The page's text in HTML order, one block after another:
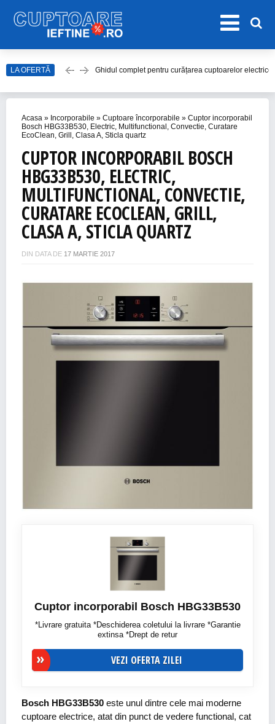
LA OFERTĂ Top 20 de Modele de Hote Decorative
Top 10 Modele de Plită cu Inducție
Acasa » Incorporabile » Cuptoare încorporabile » Cuptor incorporabil
Bosch HBG33B530, Electric, Multifunctional, Convectie, Curatare
EcoClean, Grill, Clasa A, Sticla quartz
CUPTOR INCORPORABIL BOSCH
HBG33B530, ELECTRIC,
MULTIFUNCTIONAL, CONVECTIE,
CURATARE ECOCLEAN, GRILL,
CLASA A, STICLA QUARTZ
DIN DATA DE 17 MARTIE 2017
Cuptor incorporabil Bosch HBG33B530
*Livrare gratuita *Deschiderea coletului la livrare *Garantie
extinsa *Drept de retur
VEZI OFERTA ZILEI
Bosch HBG33B530 este unul dintre cele mai moderne
cuptoare electrice, atat din punct de vedere functional, cat